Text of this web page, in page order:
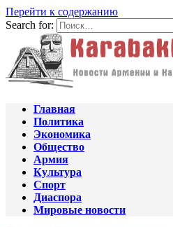
Перейти к содержанию
Search for:
Главная
Политика
Экономика
Общество
Армия
Культура
Спорт
Диаспора
Мировые новости